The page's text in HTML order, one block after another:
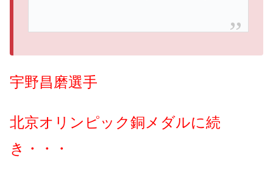
宇野昌磨選手
北京オリンピック銅メダルに続
き・・・